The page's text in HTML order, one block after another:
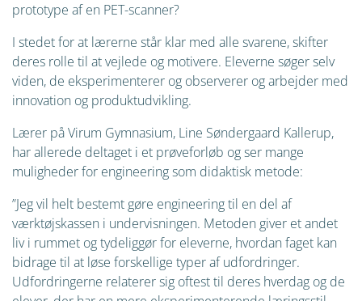
prototype af en PET-scanner?
I stedet for at lærerne står klar med alle svarene, skifter
deres rolle til at vejlede og motivere. Eleverne søger selv
viden, de eksperimenterer og observerer og arbejder med
innovation og produktudvikling.
Lærer på Virum Gymnasium, Line Søndergaard Kallerup,
har allerede deltaget i et prøveforløb og ser mange
muligheder for engineering som didaktisk metode:
”Jeg vil helt bestemt gøre engineering til en del af
værktøjskassen i undervisningen. Metoden giver et andet
liv i rummet og tydeliggør for eleverne, hvordan faget kan
bidrage til at løse forskellige typer af udfordringer.
Udfordringerne relaterer sig oftest til deres hverdag og de